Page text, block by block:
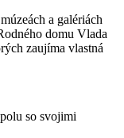
a galériách
domu Vlada
zaujíma vlastná
so svojimi